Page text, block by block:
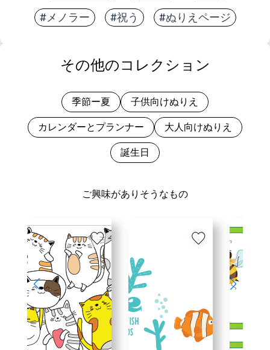
#メノラー #祝う #ぬりえページ
ご興味がありそうなもの
その他のコレクション
季節ー夏 子供向けぬりえ
カレンダーとプランナー 大人向けぬりえ
誕生日